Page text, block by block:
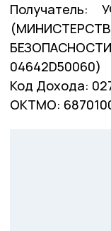
Получатель:
04642D50060)
Код Дохода:
ОКТМО: